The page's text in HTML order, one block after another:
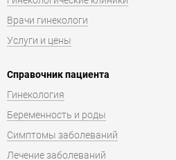
Врачи гинекологи
Услуги и цены
Справочник пациента
Гинекология
Беременность и роды
Симптомы заболеваний
Лечение заболеваний